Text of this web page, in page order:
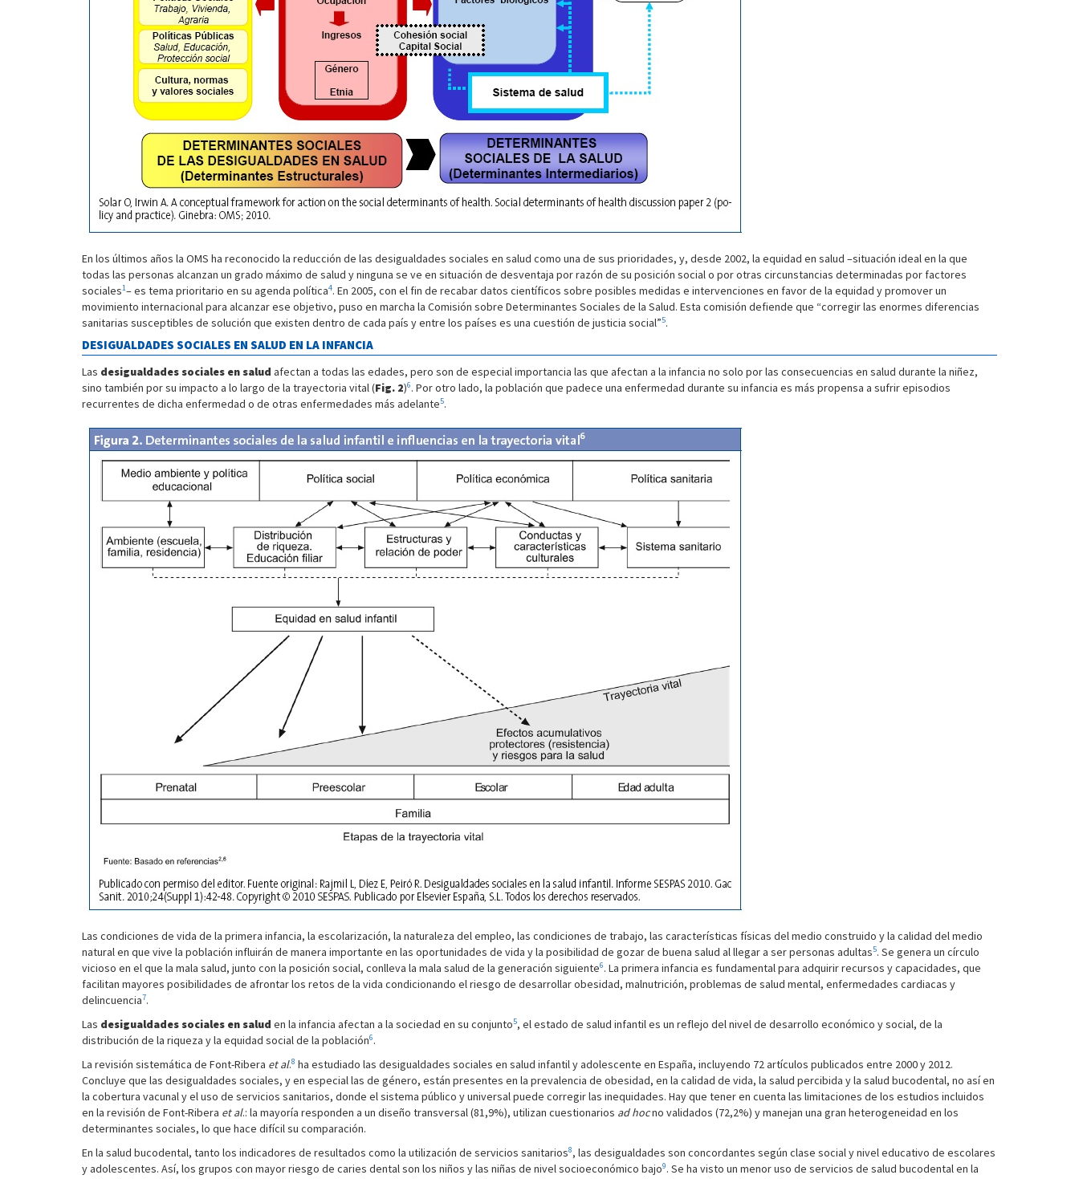
En los últimos años la OMS ha reconocido la reducción de las desigualdades sociales en salud como una de sus prioridades, y, desde 2002, la equidad en salud –situación ideal en la que
todas las personas alcanzan un grado máximo de salud y ninguna se ve en situación de desventaja por razón de su posición social o por otras circunstancias determinadas por factores
sociales1– es tema prioritario en su agenda política4. En 2005, con el fin de recabar datos científicos sobre posibles medidas e intervenciones en favor de la equidad y promover un
movimiento internacional para alcanzar ese objetivo, puso en marcha la Comisión sobre Determinantes Sociales de la Salud. Esta comisión defiende que “corregir las enormes diferencias
sanitarias susceptibles de solución que existen dentro de cada país y entre los países es una cuestión de justicia social”5.
DESIGUALDADES SOCIALES EN SALUD EN LA INFANCIA
Las desigualdades sociales en salud afectan a todas las edades, pero son de especial importancia las que afectan a la infancia no solo por las consecuencias en salud durante la niñez,
sino también por su impacto a lo largo de la trayectoria vital (Fig. 2)6. Por otro lado, la población que padece una enfermedad durante su infancia es más propensa a sufrir episodios
recurrentes de dicha enfermedad o de otras enfermedades más adelante5.
Las condiciones de vida de la primera infancia, la escolarización, la naturaleza del empleo, las condiciones de trabajo, las características físicas del medio construido y la calidad del medio
natural en que vive la población influirán de manera importante en las oportunidades de vida y la posibilidad de gozar de buena salud al llegar a ser personas adultas5. Se genera un círculo
vicioso en el que la mala salud, junto con la posición social, conlleva la mala salud de la generación siguiente6. La primera infancia es fundamental para adquirir recursos y capacidades, que
facilitan mayores posibilidades de afrontar los retos de la vida condicionando el riesgo de desarrollar obesidad, malnutrición, problemas de salud mental, enfermedades cardiacas y
delincuencia7.
Las desigualdades sociales en salud en la infancia afectan a la sociedad en su conjunto5, el estado de salud infantil es un reflejo del nivel de desarrollo económico y social, de la
distribución de la riqueza y la equidad social de la población6.
La revisión sistemática de Font-Ribera et al.8 ha estudiado las desigualdades sociales en salud infantil y adolescente en España, incluyendo 72 artículos publicados entre 2000 y 2012.
Concluye que las desigualdades sociales, y en especial las de género, están presentes en la prevalencia de obesidad, en la calidad de vida, la salud percibida y la salud bucodental, no así en
la cobertura vacunal y el uso de servicios sanitarios, donde el sistema público y universal puede corregir las inequidades. Hay que tener en cuenta las limitaciones de los estudios incluidos
en la revisión de Font-Ribera et al.: la mayoría responden a un diseño transversal (81,9%), utilizan cuestionarios ad hocno validados (72,2%) y manejan una gran heterogeneidad en los
determinantes sociales, lo que hace difícil su comparación.
En la salud bucodental, tanto los indicadores de resultados como la utilización de servicios sanitarios8, las desigualdades son concordantes según clase social y nivel educativo de escolares
y adolescentes. Así, los grupos con mayor riesgo de caries dental son los niños y las niñas de nivel socioeconómico bajo9. Se ha visto un menor uso de servicios de salud bucodental en la